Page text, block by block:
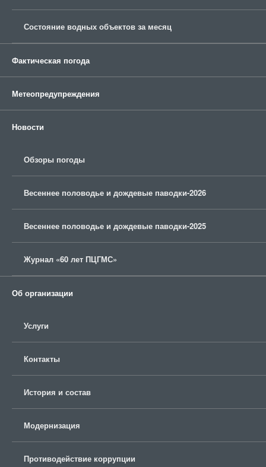
Состояние водных объектов за месяц
Фактическая погода
Метеопредупреждения
Новости
Обзоры погоды
Весеннее половодье и дождевые паводки-2026
Весеннее половодье и дождевые паводки-2025
Журнал «60 лет ПЦГМС»
Об организации
Услуги
Контакты
История и состав
Модернизация
Противодействие коррупции